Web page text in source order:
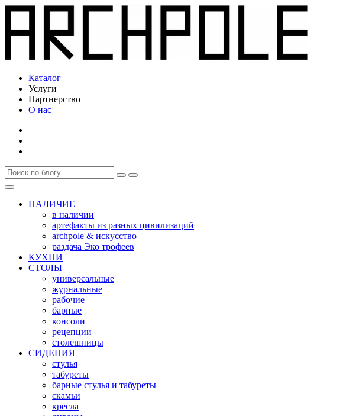
Каталог
Услуги
Партнерство
О нас
НАЛИЧИЕ
в наличии
артефакты из разных цивилизаций
archpole & искусство
раздача Эко трофеев
КУХНИ
СТОЛЫ
универсальные
журнальные
рабочие
барные
консоли
рецепции
столешницы
СИДЕНИЯ
стулья
табуреты
барные стулья и табуреты
скамьи
кресла